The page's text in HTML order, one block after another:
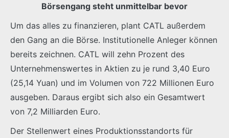
Börsengang steht unmittelbar bevor
Um das alles zu finanzieren, plant CATL außerdem
den Gang an die Börse. Institutionelle Anleger können
bereits zeichnen. CATL will zehn Prozent des
Unternehmenswertes in Aktien zu je rund 3,40 Euro
(25,14 Yuan) und im Volumen von 722 Millionen Euro
ausgeben. Daraus ergibt sich also ein Gesamtwert
von 7,2 Milliarden Euro.
Der Stellenwert eines Produktionsstandorts für